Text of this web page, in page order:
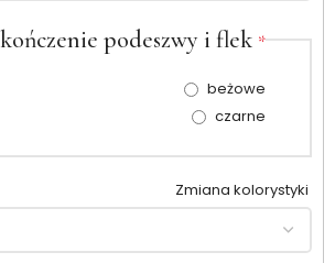
podeszwy i flek *
beżowe
czarne
Zmiana kolorystyki